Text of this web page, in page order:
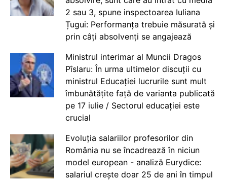
2 sau 3, spune inspectoarea Iuliana
Țugui: Performanța trebuie măsurată și
prin câți absolvenți se angajează
Ministrul interimar al Muncii Dragos
Pîslaru: În urma ultimelor discuții cu
ministrul Educației lucrurile sunt mult
îmbunătățite față de varianta publicată
pe 17 iulie / Sectorul educației este
crucial
Evoluția salariilor profesorilor din
România nu se încadrează în niciun
model european - analiză Eurydice:
salariul crește doar 25 de ani în timpul